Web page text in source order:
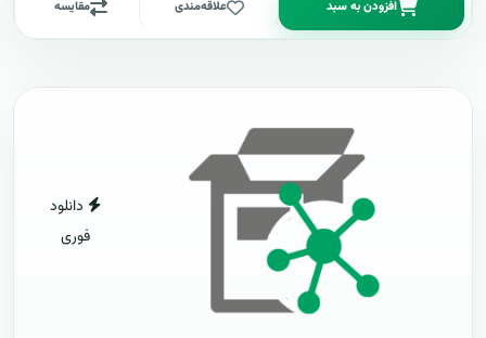
افزودن به سبد علاقه‌مندی مقایسه
دانلود
فوری